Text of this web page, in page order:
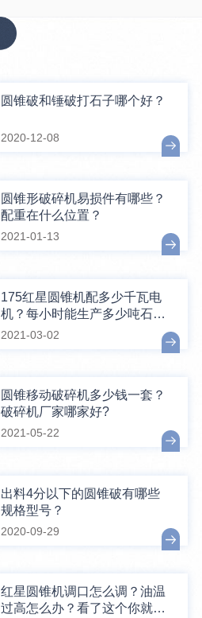
圆锥破和锤破打石子哪个好？
2020-12-08
圆锥形破碎机易损件有哪些？
配重在什么位置？
2021-01-13
175红星圆锥机配多少千瓦电
机？每小时能生产多少吨石
子？铜套怎么换？
2021-03-02
圆锥移动破碎机多少钱一套？
破碎机厂家哪家好?
2021-05-22
出料4分以下的圆锥破有哪些
规格型号？
2020-09-29
红星圆锥机调口怎么调？油温
过高怎么办？看了这个你就懂